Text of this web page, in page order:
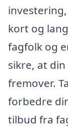
kort og
fagfolk og
sikre, at
fremover.
forbedre
tilbud fra